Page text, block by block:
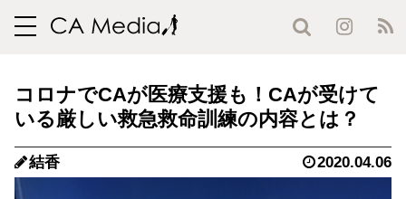
toggle
コロナでCAが医療支援も！CAが受けて
いる厳しい救急救命訓練の内容とは？
結香 2020.04.06